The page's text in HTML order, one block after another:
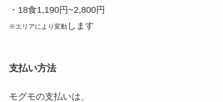
・18食1,190円~2,800円
※エリアにより変動 します
支払い方法
モグモの支払いは、